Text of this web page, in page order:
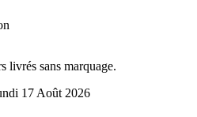
livrés sans marquage.
17 Août 2026